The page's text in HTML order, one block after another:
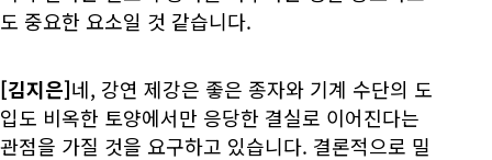
도 중요한 요소일 것 같습니다.
[김지은]네, 강연 제강은 좋은 종자와 기계 수단의 도
입도 비옥한 토양에서만 응당한 결실로 이어진다는
관점을 가질 것을 요구하고 있습니다. 결론적으로 밀